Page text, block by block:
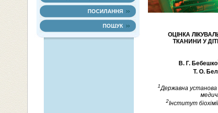
ПОСИЛАННЯ
ПОШУК
ОЦІНКА
ТКАНИНИ У
В. Г. Бебешко
Т. О.
1Державна установа
2Інститут